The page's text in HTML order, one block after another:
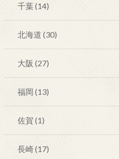
千葉(14)
北海道 (30)
大阪 (27)
福岡 (13)
佐賀 (1)
長崎(17)